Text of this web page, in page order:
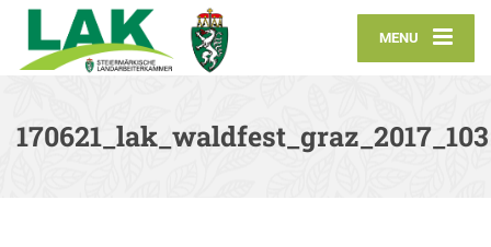
MENU
170621_lak_waldfest_graz_2017_103